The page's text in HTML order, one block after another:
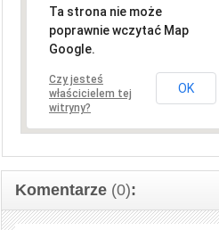
Ta strona nie może
poprawnie wczytać Map
Google.
Czy jesteś
właścicielem tej
witryny?
OK
Komentarze (0):